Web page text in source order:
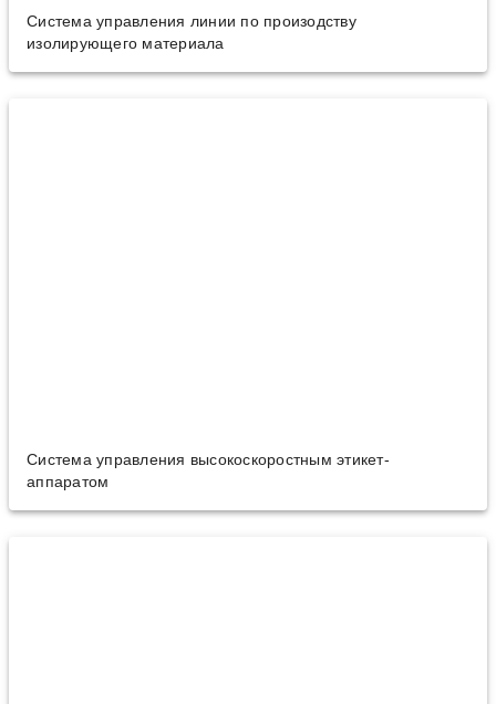
Cистема управления линии по произодству
изолирующего материала
Система управления высокоскоростным этикет-
аппаратом